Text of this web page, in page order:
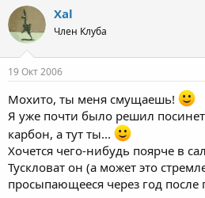
Xal
Член Клуба
19 Окт 2006
Мохито, ты меня смущаешь!
Я уже почти было решил
карбон, а тут ты...
Хочется чего-нибудь поярче в
Тускловат он (а может это
просыпающееся через год